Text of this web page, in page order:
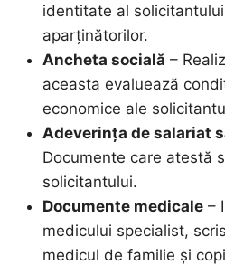
identitate al
aparținătorilor.
Ancheta socială –
aceasta evaluează
economice ale
Adeverința de salariat
Documente care atestă
solicitantului.
Documente medicale–
medicului specialist,
medicul de familie și